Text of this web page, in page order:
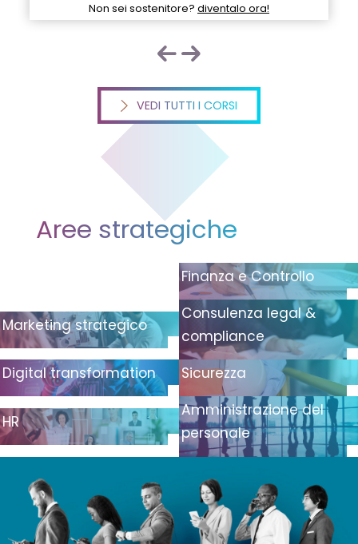
Non sei sostenitore? diventalo ora!
VEDI TUTTI I CORSI
Aree strategiche
Finanza e Controllo
Marketing strategico
Consulenza legal &
compliance
Digital transformation
Sicurezza
HR
Amministrazione del
personale